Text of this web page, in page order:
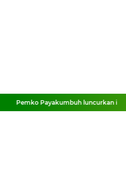
Pemko Payakumbuh luncurkan